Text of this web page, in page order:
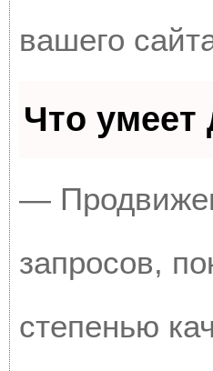
вашего
Что умеет
—
запросов,
степенью